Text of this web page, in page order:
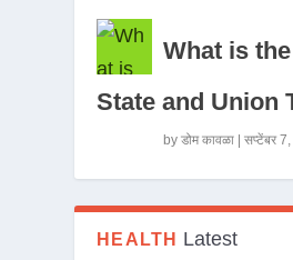
What is
State and Union
byडोम कावळा |सप्टेंबर
HEALTH Latest